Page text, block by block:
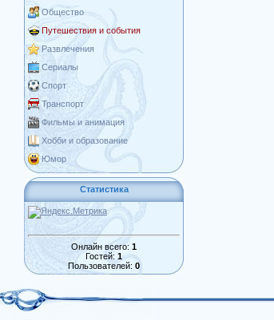
Общество
Путешествия и события
Развлечения
Сериалы
Спорт
Транспорт
Фильмы и анимация
Хобби и образование
Юмор
Статистика
Онлайн всего: 1
Гостей: 1
Пользователей: 0